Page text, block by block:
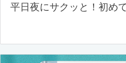
平日夜にサクッと！初め